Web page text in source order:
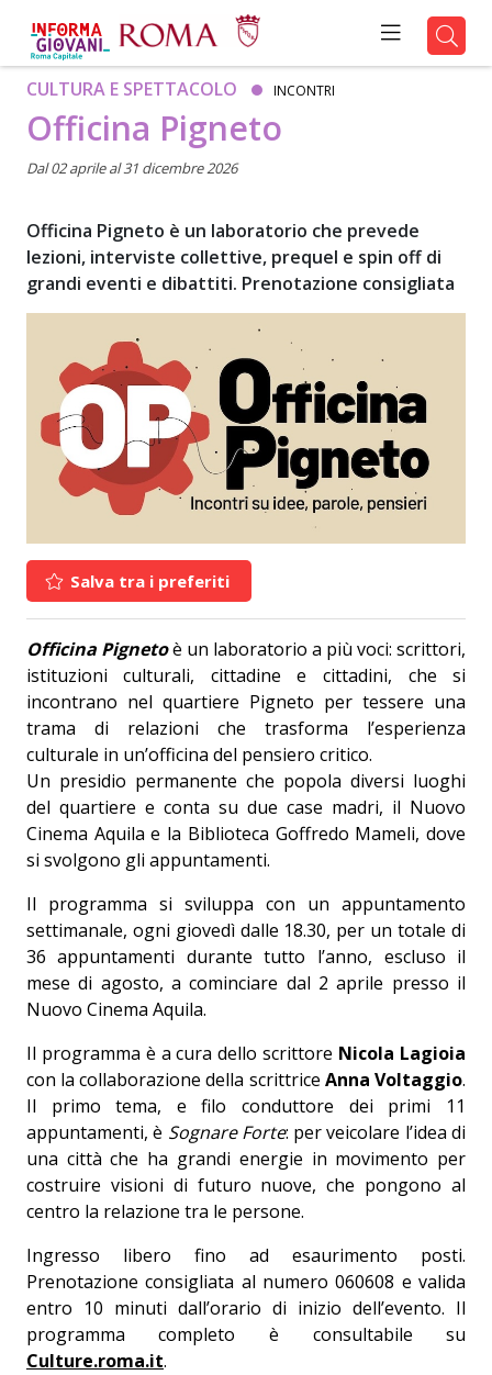
CULTURA E SPETTACOLO INCONTRI
Officina Pigneto
Dal 02 aprile al 31 dicembre 2026
Officina Pigneto è un laboratorio che prevede
lezioni, interviste collettive, prequel e spin off di
grandi eventi e dibattiti. Prenotazione consigliata
Salva tra i preferiti
Officina Pignetoè un laboratorio a più voci: scrittori,
istituzioni culturali, cittadine e cittadini, che si
incontrano nel quartiere Pigneto per tessere una
trama di relazioni che trasforma l’esperienza
culturale in un’officina del pensiero critico.
Un presidio permanente che popola diversi luoghi
del quartiere e conta su due case madri, il Nuovo
Cinema Aquila e la Biblioteca Goffredo Mameli, dove
si svolgono gli appuntamenti.
Il programma si sviluppa con un appuntamento
settimanale, ogni giovedì dalle 18.30, per un totale di
36 appuntamenti durante tutto l’anno, escluso il
mese di agosto, a cominciare dal 2 aprile presso il
Nuovo Cinema Aquila.
Il programma è a cura dello scrittore Nicola Lagioia
con la collaborazione della scrittrice Anna Voltaggio.
Il primo tema, e filo conduttore dei primi 11
appuntamenti, è Sognare Forte: per veicolare l’idea di
una città che ha grandi energie in movimento per
costruire visioni di futuro nuove, che pongono al
centro la relazione tra le persone.
Ingresso libero fino ad esaurimento posti.
Prenotazione consigliata al numero 060608 e valida
entro 10 minuti dall’orario di inizio dell’evento. Il
programma completo è consultabile su
Culture.roma.it.